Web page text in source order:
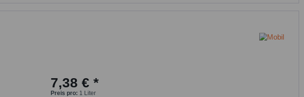
7,38 € *
Preis pro: 1 Liter